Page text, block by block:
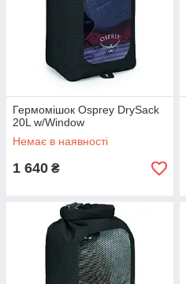
Гермомішок Osprey DrySack
20L w/Window
Немає в наявності
1 640 ₴